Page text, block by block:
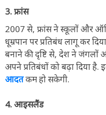
3. फ्रांस
2007 से, फ्रांस ने स्कूलों और
धूम्रपान पर प्रतिबंध लागू कर
बनाने की दृष्टि से, देश ने जंगलों
अपने प्रतिबंधों को बढ़ा दिया
आदतकम हो सकेगी.
4. आइसलैंड